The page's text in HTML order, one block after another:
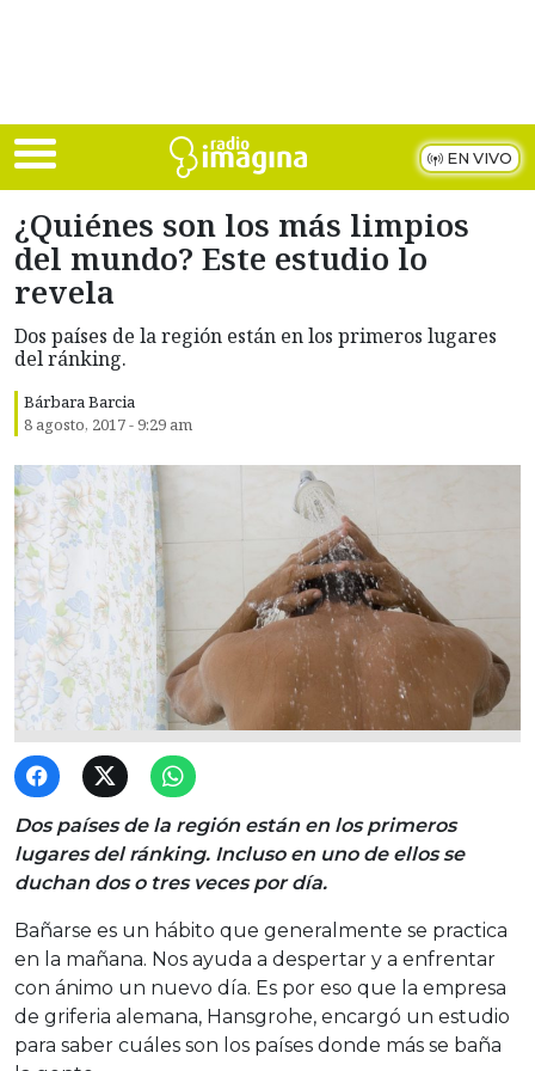
EN VIVO
¿Quiénes son los más limpios
del mundo? Este estudio lo
revela
Dos países de la región están en los primeros lugares
del ránking.
Bárbara Barcia
8 agosto, 2017 - 9:29 am
Dos países de la región están en los primeros
lugares del ránking. Incluso en uno de ellos se
duchan dos o tres veces por día.
Bañarse es un hábito que generalmente se practica
en la mañana. Nos ayuda a despertar y a enfrentar
con ánimo un nuevo día. Es por eso que la empresa
de griferia alemana, Hansgrohe, encargó un estudio
para saber cuáles son los países donde más se baña